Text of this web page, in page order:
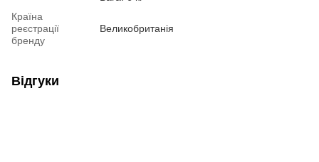
Країна
реєстрації
бренду
Великобританія
Відгуки